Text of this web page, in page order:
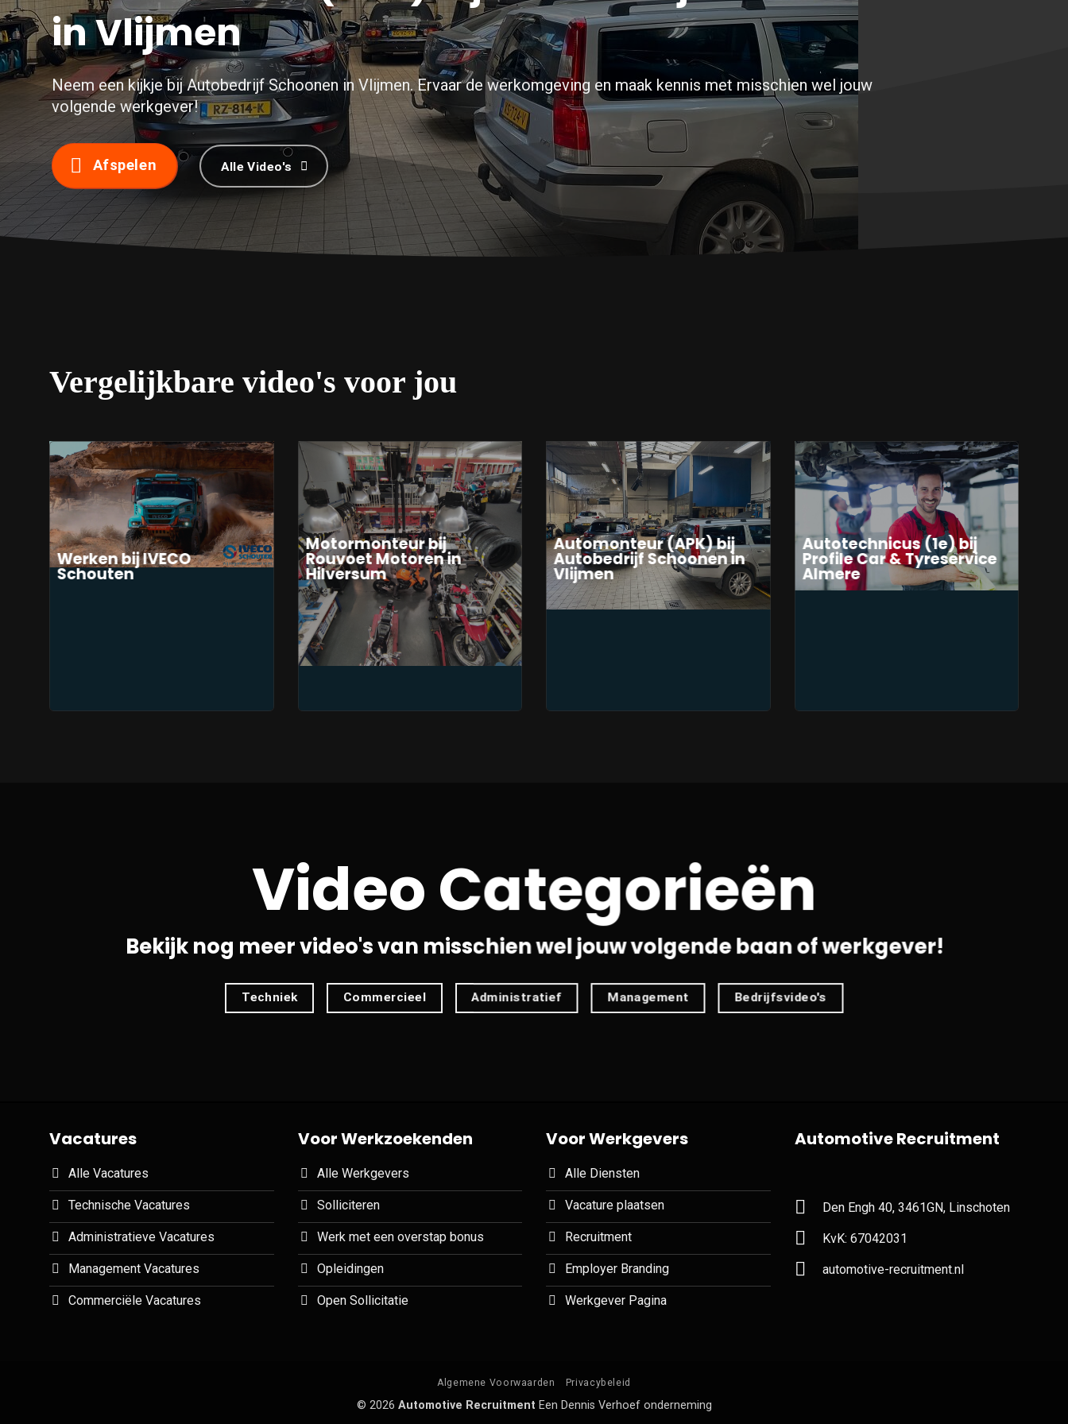
in Vlijmen
Neem een kijkje bij Autobedrijf Schoonen in Vlijmen. Ervaar de werkomgeving en maak kennis met misschien wel jouw
volgende werkgever!
Afspelen Alle Video's
Vergelijkbare video's voor jou
Werken bij IVECO
Schouten
Motormonteur bij
Rouvoet Motoren in
Hilversum
Automonteur (APK) bij
Autobedrijf Schoonen in
Vlijmen
Autotechnicus (1e) bij
Profile Car & Tyreservice
Almere
Video Categorieën
Bekijk nog meer video's van misschien wel jouw volgende baan of werkgever!
Techniek Commercieel Administratief Management Bedrijfsvideo's
Vacatures
Alle Vacatures
Technische Vacatures
Administratieve Vacatures
Management Vacatures
Commerciële Vacatures
Voor Werkzoekenden
Alle Werkgevers
Solliciteren
Werk met een overstap bonus
Opleidingen
Open Sollicitatie
Voor Werkgevers
Alle Diensten
Vacature plaatsen
Recruitment
Employer Branding
Werkgever Pagina
Automotive Recruitment
Den Engh 40, 3461GN, Linschoten
KvK: 67042031
automotive-recruitment.nl
Algemene Voorwaarden Privacybeleid
© 2026 Automotive Recruitment Een Dennis Verhoef onderneming